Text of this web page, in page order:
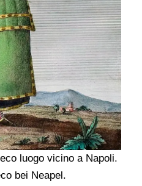
luogo vicino a Napoli.
bei Neapel.